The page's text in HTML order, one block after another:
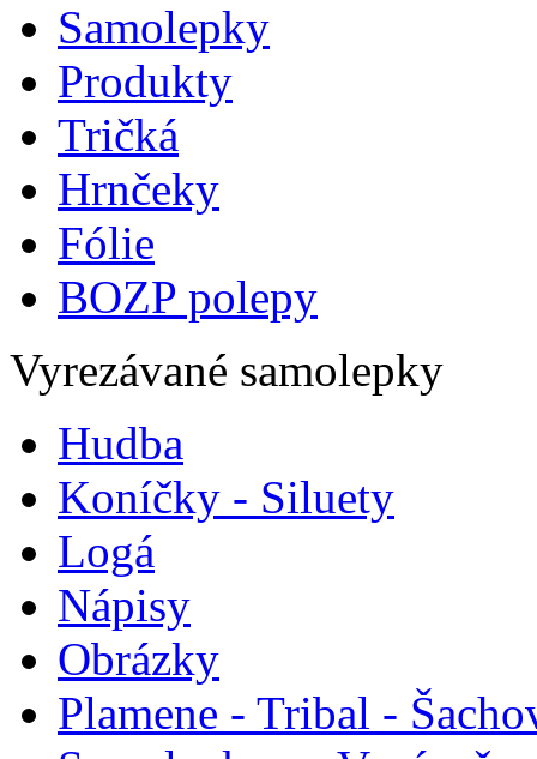
Samolepky
Produkty
Tričká
Hrnčeky
Fólie
BOZP polepy
Vyrezávané samolepky
Hudba
Koníčky - Siluety
Logá
Nápisy
Obrázky
Plamene - Tribal -